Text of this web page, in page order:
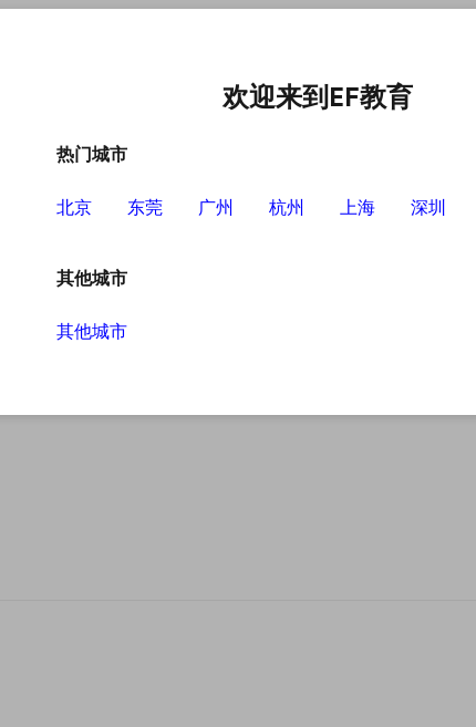
欢迎来到EF教育
热门城市
北京 东莞 广州 杭州 上海 深圳
其他城市
其他城市